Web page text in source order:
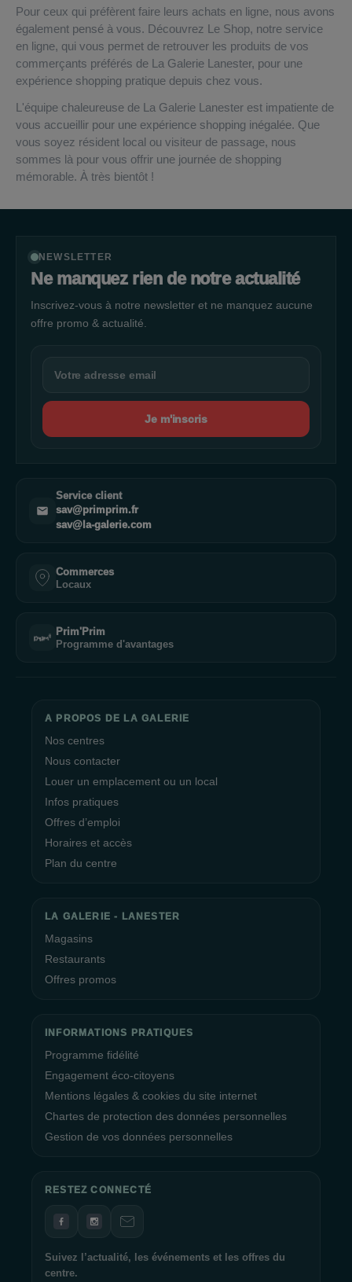
Pour ceux qui préfèrent faire leurs achats en ligne, nous avons
également pensé à vous. Découvrez Le Shop, notre service
en ligne, qui vous permet de retrouver les produits de vos
commerçants préférés de La Galerie Lanester, pour une
expérience shopping pratique depuis chez vous.
L'équipe chaleureuse de La Galerie Lanester est impatiente de
vous accueillir pour une expérience shopping inégalée. Que
vous soyez résident local ou visiteur de passage, nous
sommes là pour vous offrir une journée de shopping
mémorable. À très bientôt !
NEWSLETTER
Ne manquez rien de notre actualité
Inscrivez-vous à notre newsletter et ne manquez aucune
offre promo & actualité.
Je m'inscris
Service client
sav@primprim.fr
sav@la-galerie.com
Commerces
Locaux
Prim'Prim
Programme d'avantages
A PROPOS DE LA GALERIE
Nos centres
Nous contacter
Louer un emplacement ou un local
Infos pratiques
Offres d’emploi
Horaires et accès
Plan du centre
LA GALERIE - LANESTER
Magasins
Restaurants
Offres promos
INFORMATIONS PRATIQUES
Programme fidélité
Engagement éco-citoyens
Mentions légales & cookies du site internet
Chartes de protection des données personnelles
Gestion de vos données personnelles
RESTEZ CONNECTÉ
Suivez l’actualité, les événements et les offres du
centre.